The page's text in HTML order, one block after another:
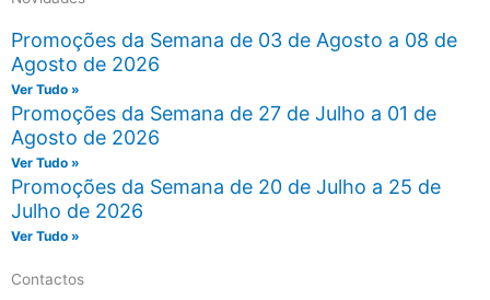
Promoções da Semana de 03 de Agosto a 08 de
Agosto de 2026
Ver Tudo »
Promoções da Semana de 27 de Julho a 01 de
Agosto de 2026
Ver Tudo »
Promoções da Semana de 20 de Julho a 25 de
Julho de 2026
Ver Tudo »
Contactos